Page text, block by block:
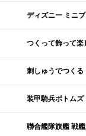
ディズニー ミニ
つくって飾って
刺しゅうでつく
装甲騎兵ボトム
聯合艦隊旗艦 戦